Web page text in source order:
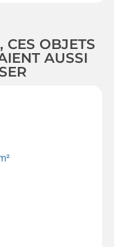
CES OBJETS
AUSSI